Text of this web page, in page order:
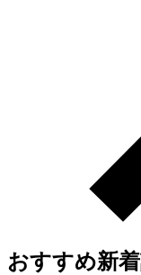
おすすめ新